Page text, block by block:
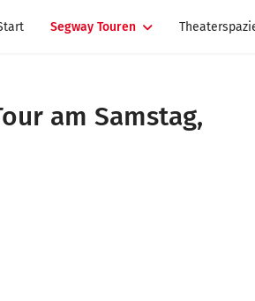
Segway Touren
am Samstag,